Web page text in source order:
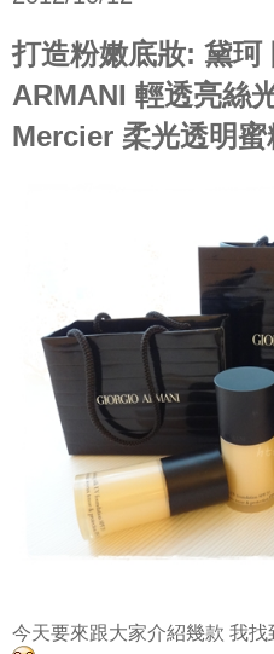
打造粉嫩底妝: 黛珂
ARMANI 輕透亮絲
Mercier 柔光透明蜜
今天要來跟大家介紹幾款 我